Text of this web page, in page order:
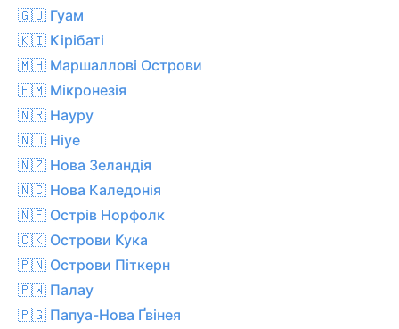
🇬🇺 Гуам
🇰🇮 Кірібаті
🇲🇭 Маршаллові Острови
🇫🇲 Мікронезія
🇳🇷 Науру
🇳🇺 Ніуе
🇳🇿 Нова Зеландія
🇳🇨 Нова Каледонія
🇳🇫 Острів Норфолк
🇨🇰 Острови Кука
🇵🇳 Острови Піткерн
🇵🇼 Палау
🇵🇬 Папуа-Нова Ґвінея